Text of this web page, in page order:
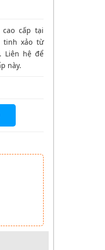
cấp tại
tinh xảo từ
Liên hệ để
này.